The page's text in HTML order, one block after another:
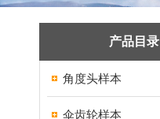
产品目录
角度头样本
伞齿轮样本